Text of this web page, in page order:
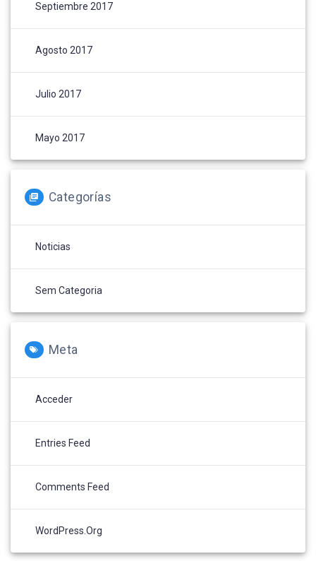
Septiembre 2017
Agosto 2017
Julio 2017
Mayo 2017
Categorías
Noticias
Sem Categoria
Meta
Acceder
Entries Feed
Comments Feed
WordPress.org